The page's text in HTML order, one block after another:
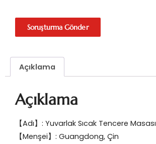
Soruşturma Gönder
Açıklama
Açıklama
【Adı】: Yuvarlak Sıcak Tencere Masası
【Menşei】: Guangdong, Çin